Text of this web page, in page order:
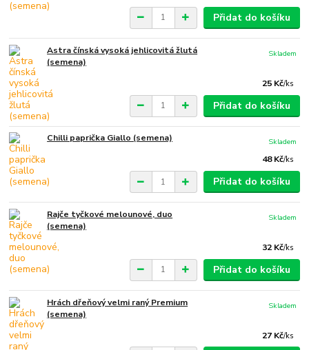
Přidat do košíku
Astra čínská vysoká jehlicovitá žlutá
(semena)
25 Kč/ks
Skladem
Přidat do košíku
Chilli paprička Giallo (semena)
48 Kč/ks
Skladem
Přidat do košíku
Rajče tyčkové melounové, duo
(semena)
32 Kč/ks
Skladem
Přidat do košíku
Hrách dřeňový velmi raný Premium
(semena)
27 Kč/ks
Skladem